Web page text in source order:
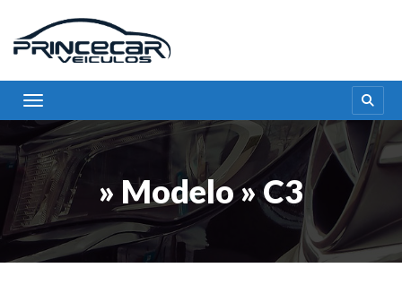
Toggle navigation
» Modelo » C3